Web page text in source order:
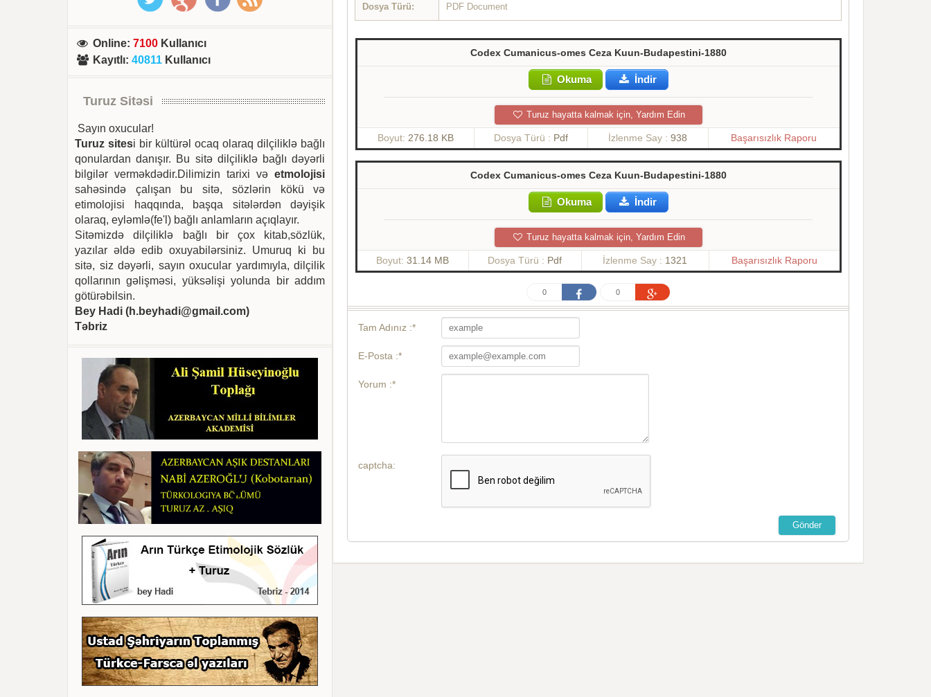
Dosya Türü: PDF Document
Codex Cumanicus-omes Ceza Kuun-Budapestini-1880
Okuma İndir
Turuz hayatta kalmak için, Yardım Edin
Boyut: 276.18 KB Dosya Türü : Pdf İzlenme Say :938 Başarısızlık Raporu
Codex Cumanicus-omes Ceza Kuun-Budapestini-1880
Okuma İndir
Turuz hayatta kalmak için, Yardım Edin
Boyut:31.14 MB Dosya Türü : Pdf İzlenme Say : 1321 Başarısızlık Raporu
0 0
Tam Adınız :*
E-Posta :*
Yorum :*
captcha:
Online:7100 Kullanıcı
Kayıtlı:40811 Kullanıcı
Turuz Sitəsi
Sayın oxucular!
Turuz sitesi bir kültürəl ocaq olaraq dilçiliklə bağlı
qonulardan danışır. Bu sitə dilçiliklə bağlı dəyərli
bilgilər verməkdədir.Dilimizin tarixi vəetmolojisi
sahəsində çalışan bu sitə, sözlərin kökü və
etimolojisi haqqında, başqa sitələrdən dəyişik
olaraq, eyləmlə(fe'l) bağlı anlamların açıqlayır.
Sitəmizdə dilçiliklə bağlı bir çox kitab,sözlük,
yazılar əldə edib oxuyabilərsiniz. Umuruq ki bu
sitə, siz dəyərli, sayın oxucular yardımıyla, dilçilik
qollarının gəlişməsi, yüksəlişi yolunda bir addım
götürəbilsin.
Bey Hadi (h.beyhadi@gmail.com)
Təbriz